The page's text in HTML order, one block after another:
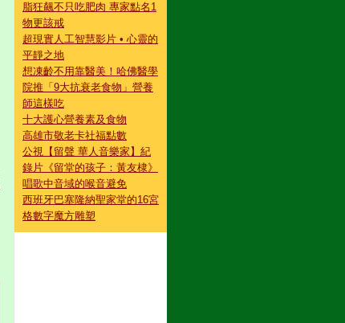
脂狂飆不只吃肥肉 專家點名1
物更該戒
超現實人工智慧影片 • 心靈的
平靜之地
想凍齡不用靠醫美！哈佛醫學
院推「9大抗衰老食物」營養
師這樣吃
十大護心營養素及食物
高雄市敬老卡社福點數
公視【留聲 華人音樂家】紀
錄片《留堂的孩子：黃友棣》
唱歌中音域的喉音避免
西班牙巴塞隆納聖家堂的16宮
格數字魔方雕塑